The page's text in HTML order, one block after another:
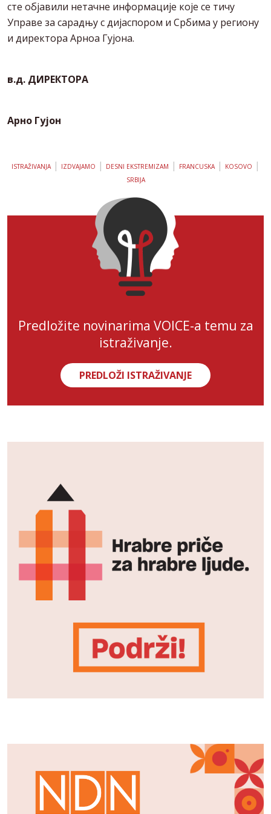
сте објавили нетачне информације које се тичу
Управе за сарадњу с дијаспором и Србима у региону
и директора Арноа Гујона.
в.д. ДИРЕКТОРА
Арно Гујон
ISTRAŽIVANJA| IZDVAJAMO | DESNI EKSTREMIZAM | FRANCUSKA| KOSOVO |
SRBIJA
Predložite novinarima VOICE-a temu za
istraživanje.
PREDLOŽI ISTRAŽIVANJE